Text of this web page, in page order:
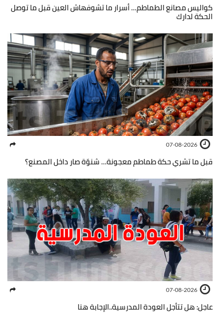
كواليس مصانع الطماطم… أسرار ما تشوفهاش العين قبل ما توصل
الحكة لدارك
07-08-2026
قبل ما تشري حكة طماطم معجونة… شنوّة صار داخل المصنع؟
07-08-2026
عاجل: هل تتأجل العودة المدرسية..الإجابة هنا